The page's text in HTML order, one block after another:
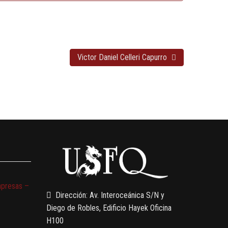
Victor Daniel Celleri Capurro
–
Dirección: Av. Interoceánica S/N y
Diego de Robles, Edificio Hayek Oficina
H100